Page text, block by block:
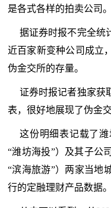
是各式各样的拍卖公司。
据证券时报不完全统
近百家新变种公司成立
伪金交所的存量。
证券时报记者独家获
表，很好地展现了伪金
这份明细表记载了
“潍坊海投”）及其子公
“滨海旅游”）两家当地
行的定融理财产品数据。